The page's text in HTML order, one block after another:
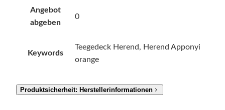
Angebot
abgeben
0
Keywords
Teegedeck Herend, Herend Apponyi
orange
Produktsicherheit: Herstellerinformationen